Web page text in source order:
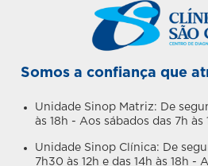
Somos a confiança que
Unidade Sinop Matriz: De
às 18h - Aos sábados das 7h às
Unidade Sinop Clínica: De
7h30 às 12h e das 14h às 18h -